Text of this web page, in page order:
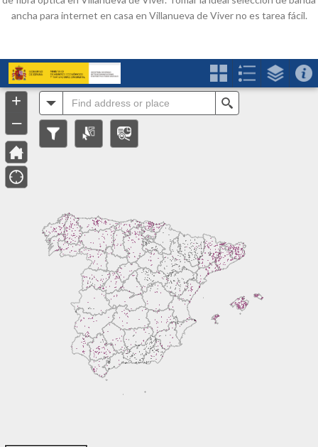
ancha para internet en casa en Villanueva de Viver no es tarea fácil.